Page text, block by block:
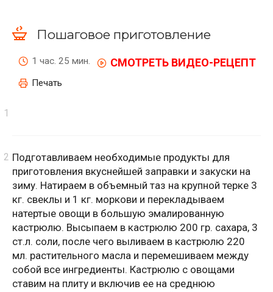
Пошаговое приготовление
1 час. 25 мин. СМОТРЕТЬ ВИДЕО-РЕЦЕПТ
Печать
Подготавливаем необходимые продукты для
приготовления вкуснейшей заправки и закуски на
зиму. Натираем в объемный таз на крупной терке 3
кг. свеклы и 1 кг. моркови и перекладываем
натертые овощи в большую эмалированную
кастрюлю. Высыпаем в кастрюлю 200 гр. сахара, 3
ст.л. соли, после чего выливаем в кастрюлю 220
мл. растительного масла и перемешиваем между
собой все ингредиенты. Кастрюлю с овощами
ставим на плиту и включив ее на среднюю